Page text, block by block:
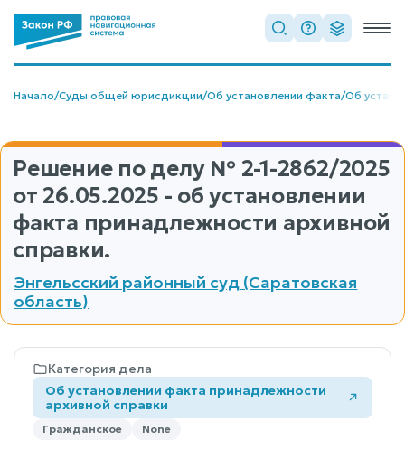
Начало/Суды общей юрисдикции/Об установлении факта/Об
Решение по делу № 2-1-2862/2025
от 26.05.2025 - об установлении
факта принадлежности архивной
справки.
Энгельсский районный суд (Саратовская
область)
Категория дела
Об установлении факта принадлежности
архивной справки
Гражданское None